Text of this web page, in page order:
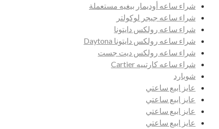
شراء ساعه أوديمار بيغيه مستعملة
شراء ساعه جيجر لوكولتر
شراء ساعه رولكس دايتونا
شراء ساعه رولكس دايتونا Daytona
شراء ساعه رولكس ديت جست
شراء ساعه كارتييه Cartier
شوبارد
عايز ابيع ساعتي
عايز ابيع ساعتي
عايز ابيع ساعتي
عايز ابيع ساعتي